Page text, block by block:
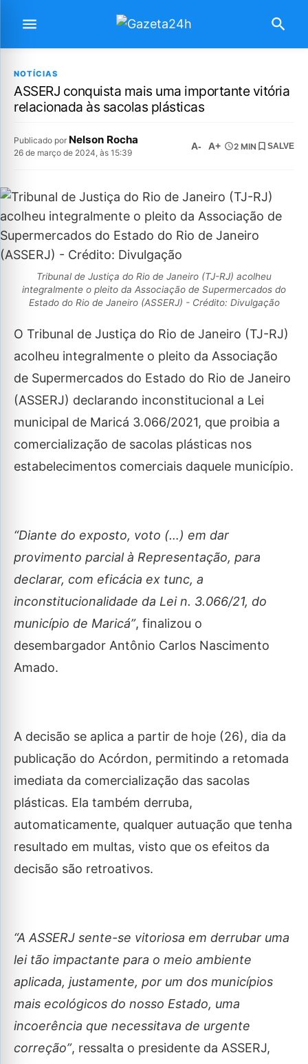
NOTÍCIAS
ASSERJ conquista mais uma importante vitória
relacionada às sacolas plásticas
Publicado por Nelson Rocha
26 de março de 2024, às 15:39
A- A+ 2 MIN SALVE
Tribunal de Justiça do Rio de Janeiro (TJ-RJ) acolheu
integralmente o pleito da Associação de Supermercados do
Estado do Rio de Janeiro (ASSERJ) - Crédito: Divulgação
O Tribunal de Justiça do Rio de Janeiro (TJ-RJ)
acolheu integralmente o pleito da Associação
de Supermercados do Estado do Rio de Janeiro
(ASSERJ) declarando inconstitucional a Lei
municipal de Maricá 3.066/2021, que proibia a
comercialização de sacolas plásticas nos
estabelecimentos comerciais daquele município.
“Diante do exposto, voto (…) em dar
provimento parcial à Representação, para
declarar, com eficácia ex tunc, a
inconstitucionalidade da Lei n. 3.066/21, do
município de Maricá”, finalizou o
desembargador Antônio Carlos Nascimento
Amado.
A decisão se aplica a partir de hoje (26), dia da
publicação do Acórdon, permitindo a retomada
imediata da comercialização das sacolas
plásticas. Ela também derruba,
automaticamente, qualquer autuação que tenha
resultado em multas, visto que os efeitos da
decisão são retroativos.
“A ASSERJ sente-se vitoriosa em derrubar uma
lei tão impactante para o meio ambiente
aplicada, justamente, por um dos municípios
mais ecológicos do nosso Estado, uma
incoerência que necessitava de urgente
correção”, ressalta o presidente da ASSERJ,